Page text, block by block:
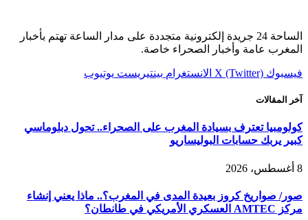
الساحة 24 جريدة إلكترونية متجددة على مدار الساعة تهتم بأخبار
المغرب عامة وأخبار الصحراء خاصة.
فيسبوك X (Twitter) الانستغرام بينتيريست يوتيوب
آخر المقالات
كولومبيا تعترف بسيادة المغرب على الصحراء.. تحول دبلوماسي
كبير يربك حسابات البوليساريو
8 أغسطس، 2026
صور/ صواريخ كروز بعيدة المدى في المغرب؟.. ماذا يعني إنشاء
مركز AMTEC العسكري الأمريكي في طانطان؟